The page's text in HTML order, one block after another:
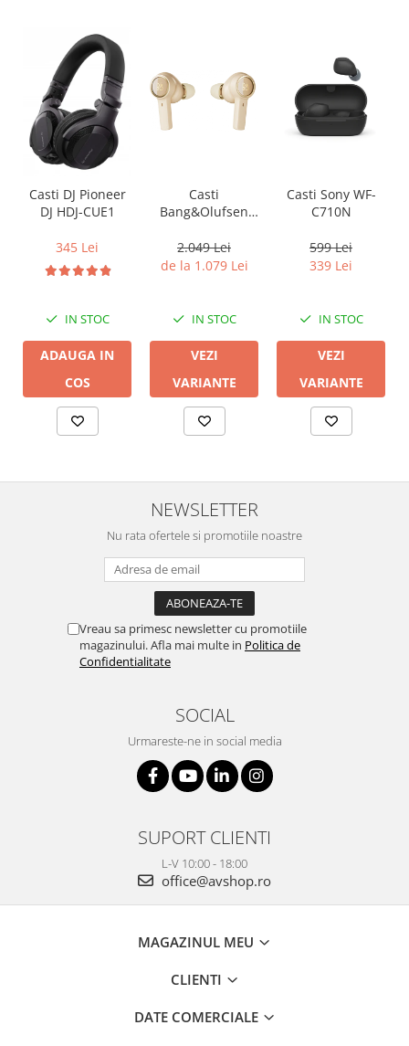
Casti DJ Pioneer
DJ HDJ-CUE1
345 Lei
IN STOC
ADAUGA IN
COS
Casti
Bang&Olufsen
2.049 Lei
de la 1.079 Lei
IN STOC
VEZI
VARIANTE
Casti Sony WF-
C710N
599 Lei
339 Lei
IN STOC
VEZI
VARIANTE
NEWSLETTER
Nu rata ofertele si promotiile noastre
Vreau sa primesc newsletter cu promotiile
magazinului. Afla mai multe in Politica de
Confidentialitate
SOCIAL
Urmareste-ne in social media
SUPORT CLIENTI
L-V 10:00 - 18:00
office@avshop.ro
MAGAZINUL MEU
CLIENTI
DATE COMERCIALE